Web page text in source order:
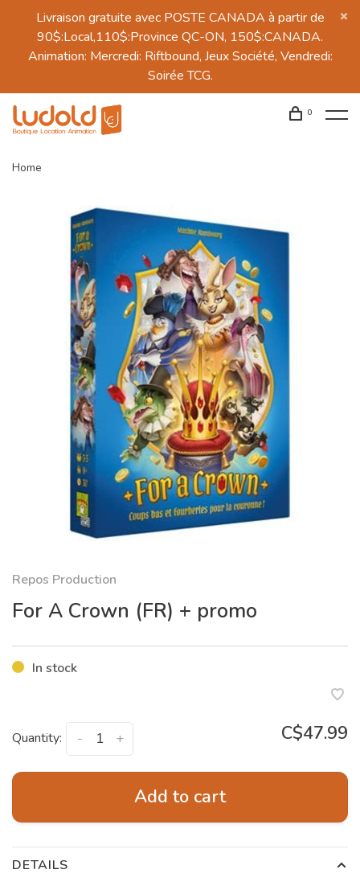
Livraison gratuite avec POSTE CANADA à partir de
90$:Local,110$:Province QC-ON, 150$:CANADA.
Animation: Mercredi: Riftbound, Jeux Société, Vendredi:
Soirée TCG.
0
Home
Repos Production
For A Crown (FR) + promo
In stock
Quantity: +
- C$47.99
Add to cart
DETAILS